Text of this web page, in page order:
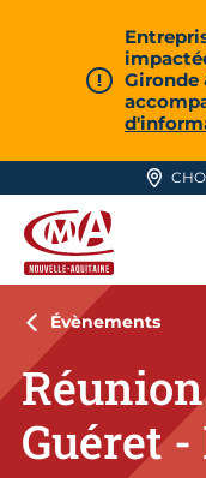
Gironde
CMA Nouvelle-
Évènements
Guéret